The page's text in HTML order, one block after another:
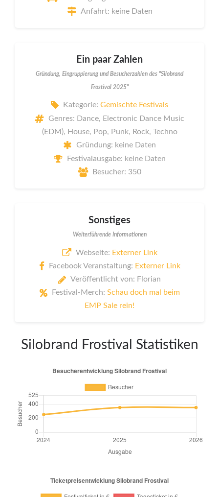
Anfahrt: keine Daten
Ein paar Zahlen
Gründung, Eingruppierung und Besucherzahlen des "Silobrand
Frostival 2025"
Kategorie: Gemischte Festivals
Genres: Dance, Electronic Dance Music
(EDM), House, Pop, Punk, Rock, Techno
Gründung: keine Daten
Festivalausgabe: keine Daten
Besucher: 350
Sonstiges
Weiterführende Informationen
Webseite: Externer Link
Facebook Veranstaltung: Externer Link
Veröffentlicht von: Florian
Festival-Merch: Schau doch mal beim
EMP Sale rein!
Silobrand Frostival Statistiken